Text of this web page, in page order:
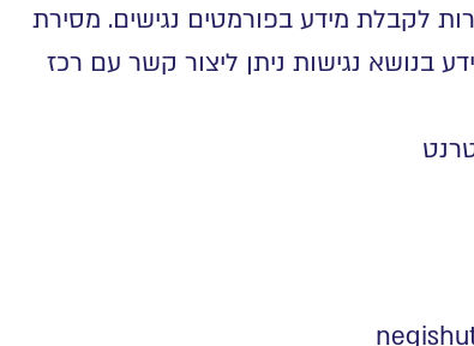
לקבלת מידע בפורמטים נגישים. מסירת
בנושא נגישות ניתן ליצור קשר עם רכז